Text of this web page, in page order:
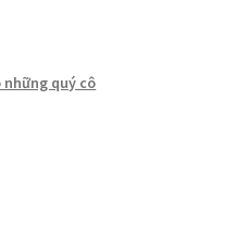
quý cô